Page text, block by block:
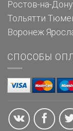
Ростов-на-Дону
Тольятти
Воронеж
СПОСОБЫ